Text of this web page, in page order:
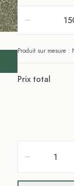
Produit sur mesure
Prix total